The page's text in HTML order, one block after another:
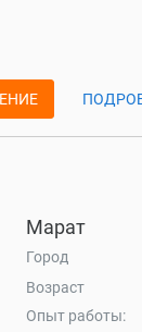
Марат
Город
Возраст
Опыт работы: